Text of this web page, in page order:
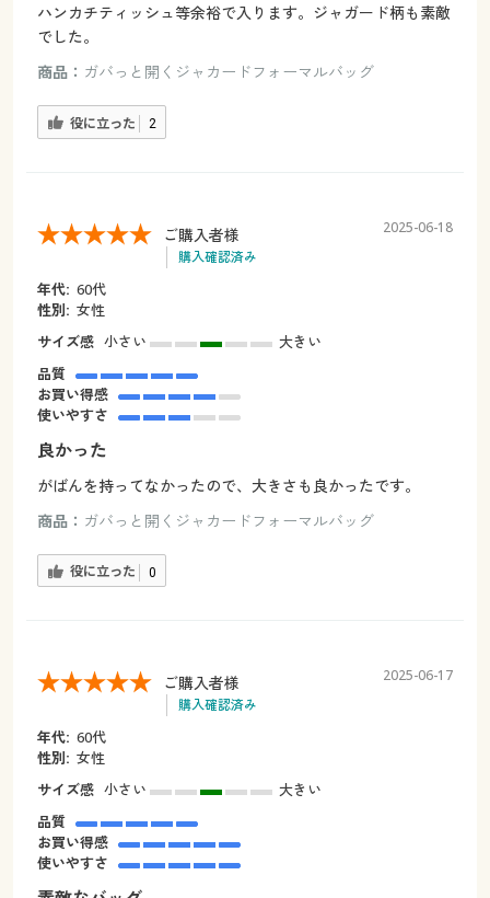
ハンカチティッシュ等余裕で入ります。ジャガード柄も素敵
でした。
商品： ガバっと開くジャカードフォーマルバッグ
役に立った 2
ご購入者様
購入確認済み
2025-06-18
年代: 60代
性別: 女性
サイズ感 小さい
大きい
品質
お買い得感
使いやすさ
良かった
がばんを持ってなかったので、大きさも良かったです。
商品： ガバっと開くジャカードフォーマルバッグ
役に立った 0
ご購入者様
購入確認済み
2025-06-17
年代: 60代
性別: 女性
サイズ感 小さい
大きい
品質
お買い得感
使いやすさ